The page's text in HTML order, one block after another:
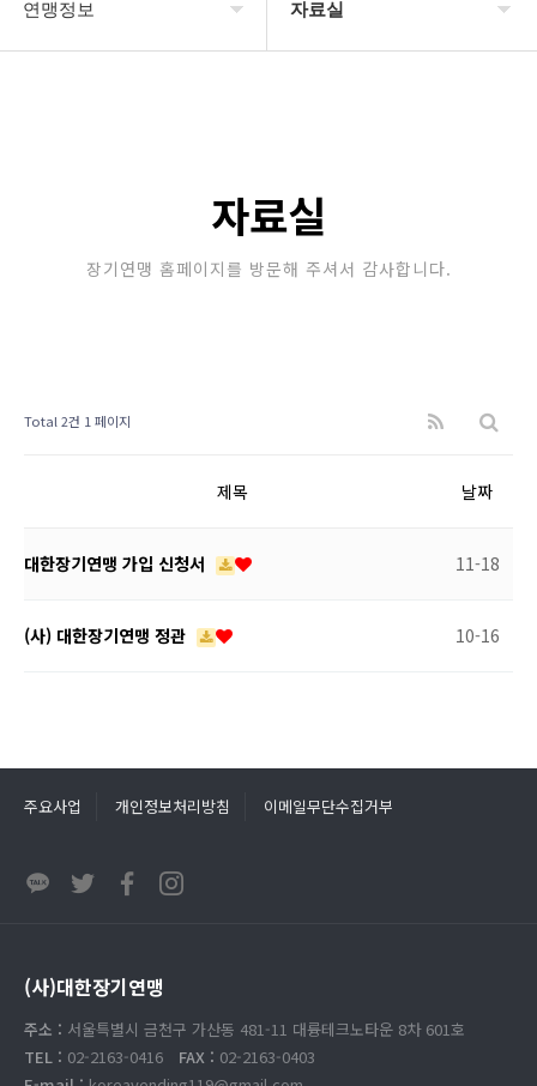
연맹정보 자료실
자료실
자료실
장기연맹 홈페이지를 방문해 주셔서 감사합니다.
Total 2건 1 페이지
제목 날짜
대한장기연맹 가입 신청서 11-18
(사) 대한장기연맹 정관 10-16
주요사업 개인정보처리방침 이메일무단수집거부
(사)대한장기연맹
주소 : 서울특별시 금천구 가산동 481-11 대륭테크노타운 8차 601호
TEL : 02-2163-0416 FAX : 02-2163-0403